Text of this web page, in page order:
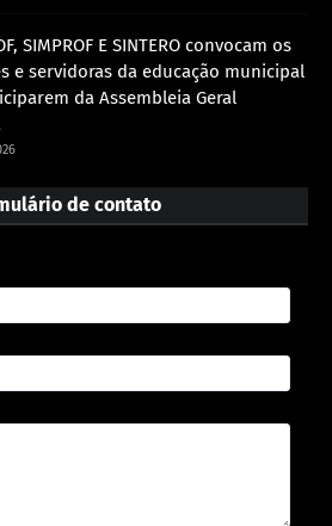
SIMPROF E SINTERO convocam os
e servidoras da educação municipal
da Assembleia Geral
de contato